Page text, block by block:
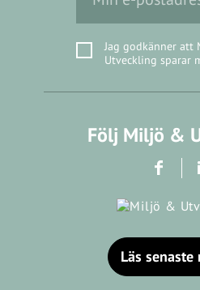
Jag godkänner att
Utveckling sparar
Följ Miljö &
Läs senaste